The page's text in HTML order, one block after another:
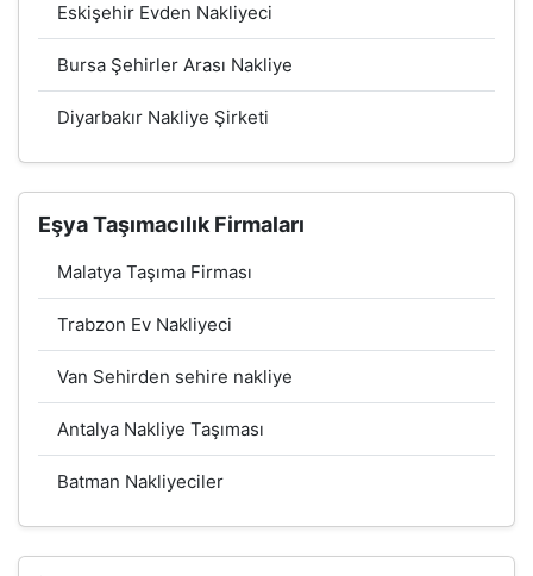
Eskişehir Evden Nakliyeci
Bursa Şehirler Arası Nakliye
Diyarbakır Nakliye Şirketi
Eşya Taşımacılık Firmaları
Malatya Taşıma Firması
Trabzon Ev Nakliyeci
Van Sehirden sehire nakliye
Antalya Nakliye Taşıması
Batman Nakliyeciler